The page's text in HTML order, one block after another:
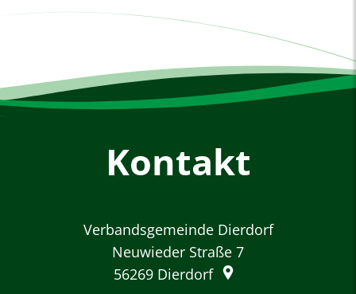
Kontakt
Verbandsgemeinde Dierdorf
Neuwieder Straße 7
56269 Dierdorf